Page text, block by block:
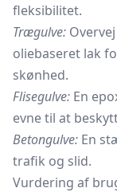
fleksibilitet.
Trægulve:
oliebaseret lak
skønhed.
Flisegulve: En
evne til at
Betongulve: En
trafik og slid.
Vurdering af